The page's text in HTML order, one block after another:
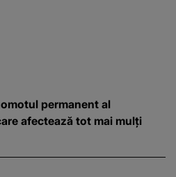
permanent al
afectează tot mai mulți